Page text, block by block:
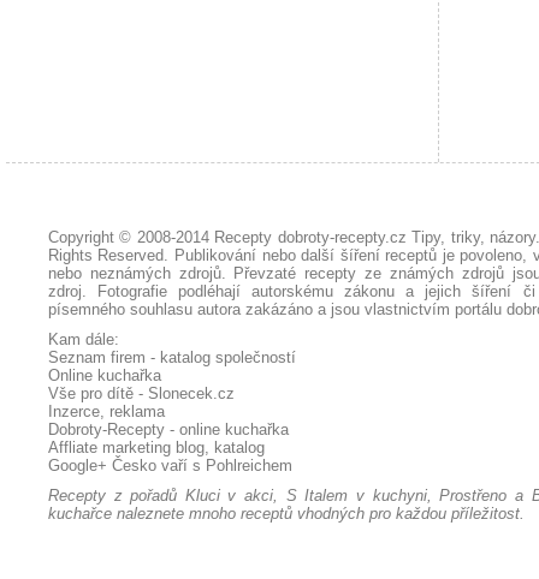
Copyright © 2008-2014 Recepty dobroty-recepty.cz Tipy, triky,
Rights Reserved. Publikování nebo další šíření receptů je povoleno,
nebo neznámých zdrojů. Převzaté recepty ze známých zdrojů
zdroj. Fotografie podléhají autorskému zákonu a jejich šíření
písemného souhlasu autora zakázáno a jsou vlastnictvím portálu
Kam dále:
Seznam firem - katalog společností
Online kuchařka
Vše pro dítě - Slonecek.cz
Inzerce, reklama
Dobroty-Recepty - online kuchařka
Affliate marketing blog, katalog
Google+ Česko vaří s Pohlreichem
Recepty z pořadů Kluci v akci, S Italem v kuchyni, Prostřeno a
kuchařce naleznete mnoho receptů vhodných pro každou příležitost.